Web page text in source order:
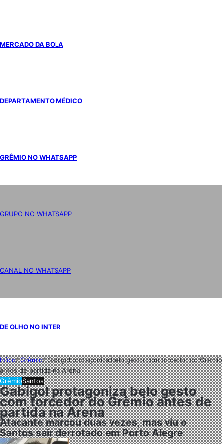
MERCADO DA BOLA
DEPARTAMENTO MÉDICO
GRÊMIO NO WHATSAPP
GRUPO NO WHATSAPP
CANAL NO WHATSAPP
DE OLHO NO INTER
Início/Grêmio/Gabigol protagoniza belo gesto com torcedor do Grêmio
antes de partida na Arena
GrêmioSantos
Gabigol protagoniza belo gesto
com torcedor do Grêmio antes de
partida na Arena
Atacante marcou duas vezes, mas viu o
Santos sair derrotado em Porto Alegre